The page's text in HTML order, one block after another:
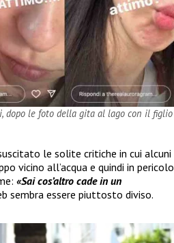
le foto della gita al lago con il figlio
le solite critiche in cui alcuni
vicino all’acqua e quindi in
«Sai cos’altro cade in un
sembra essere piuttosto diviso.